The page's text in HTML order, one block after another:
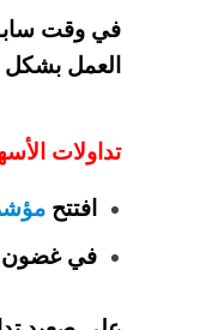
في وقت سابق
العمل بشكل
تداولات الأسهم
افتتح
في غضون ذلك، ظل